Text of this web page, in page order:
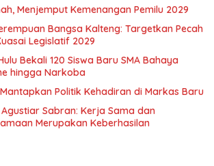
Menjemput Kemenangan Pemilu 2029
Bangsa Kalteng: Targetkan Pecah
Legislatif 2029
Bekali 120 Siswa Baru SMA Bahaya
hingga Narkoba
Mantapkan Politik Kehadiran di Markas Baru
Sabran: Kerja Sama dan
Merupakan Keberhasilan